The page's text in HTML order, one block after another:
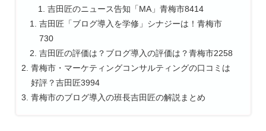
吉田匠のニュース告知「MA」青梅市8414
吉田匠「ブログ導入を学修」シナジーは！青梅市
730
吉田匠の評価は？ブログ導入の評価は？青梅市2258
青梅市・マーケティングコンサルティングの口コミは
好評？吉田匠3994
青梅市のブログ導入の班長吉田匠の解説まとめ